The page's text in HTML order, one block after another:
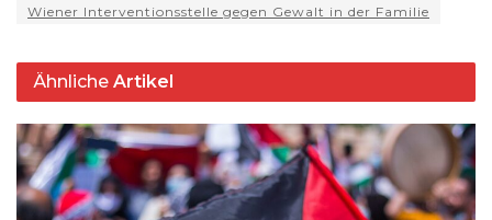
p
o
k
k
Wiener Interventionsstelle gegen Gewalt in der Familie
Ähnliche Artikel